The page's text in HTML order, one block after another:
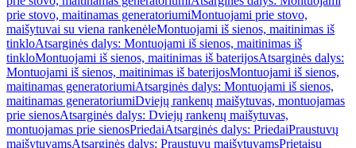
prie stovo, maitinamas generatoriumiMontuojami prie stovo,
maišytuvai su viena rankenėleMontuojami iš sienos, maitinimas iš
tinkloAtsarginės dalys: Montuojami iš sienos, maitinimas iš
tinkloMontuojami iš sienos, maitinimas iš baterijosAtsarginės dalys:
Montuojami iš sienos, maitinimas iš baterijosMontuojami iš sienos,
maitinamas generatoriumiAtsarginės dalys: Montuojami iš sienos,
maitinamas generatoriumiDviejų rankenų maišytuvas, montuojamas
prie sienosAtsarginės dalys: Dviejų rankenų maišytuvas,
montuojamas prie sienosPriedaiAtsarginės dalys: PriedaiPraustuvų
maišytuvamsAtsarginės dalys: Praustuvų maišytuvamsPrietaisų